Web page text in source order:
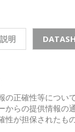
明
の正確性等につい
からの提供情報の
性が担保されたも